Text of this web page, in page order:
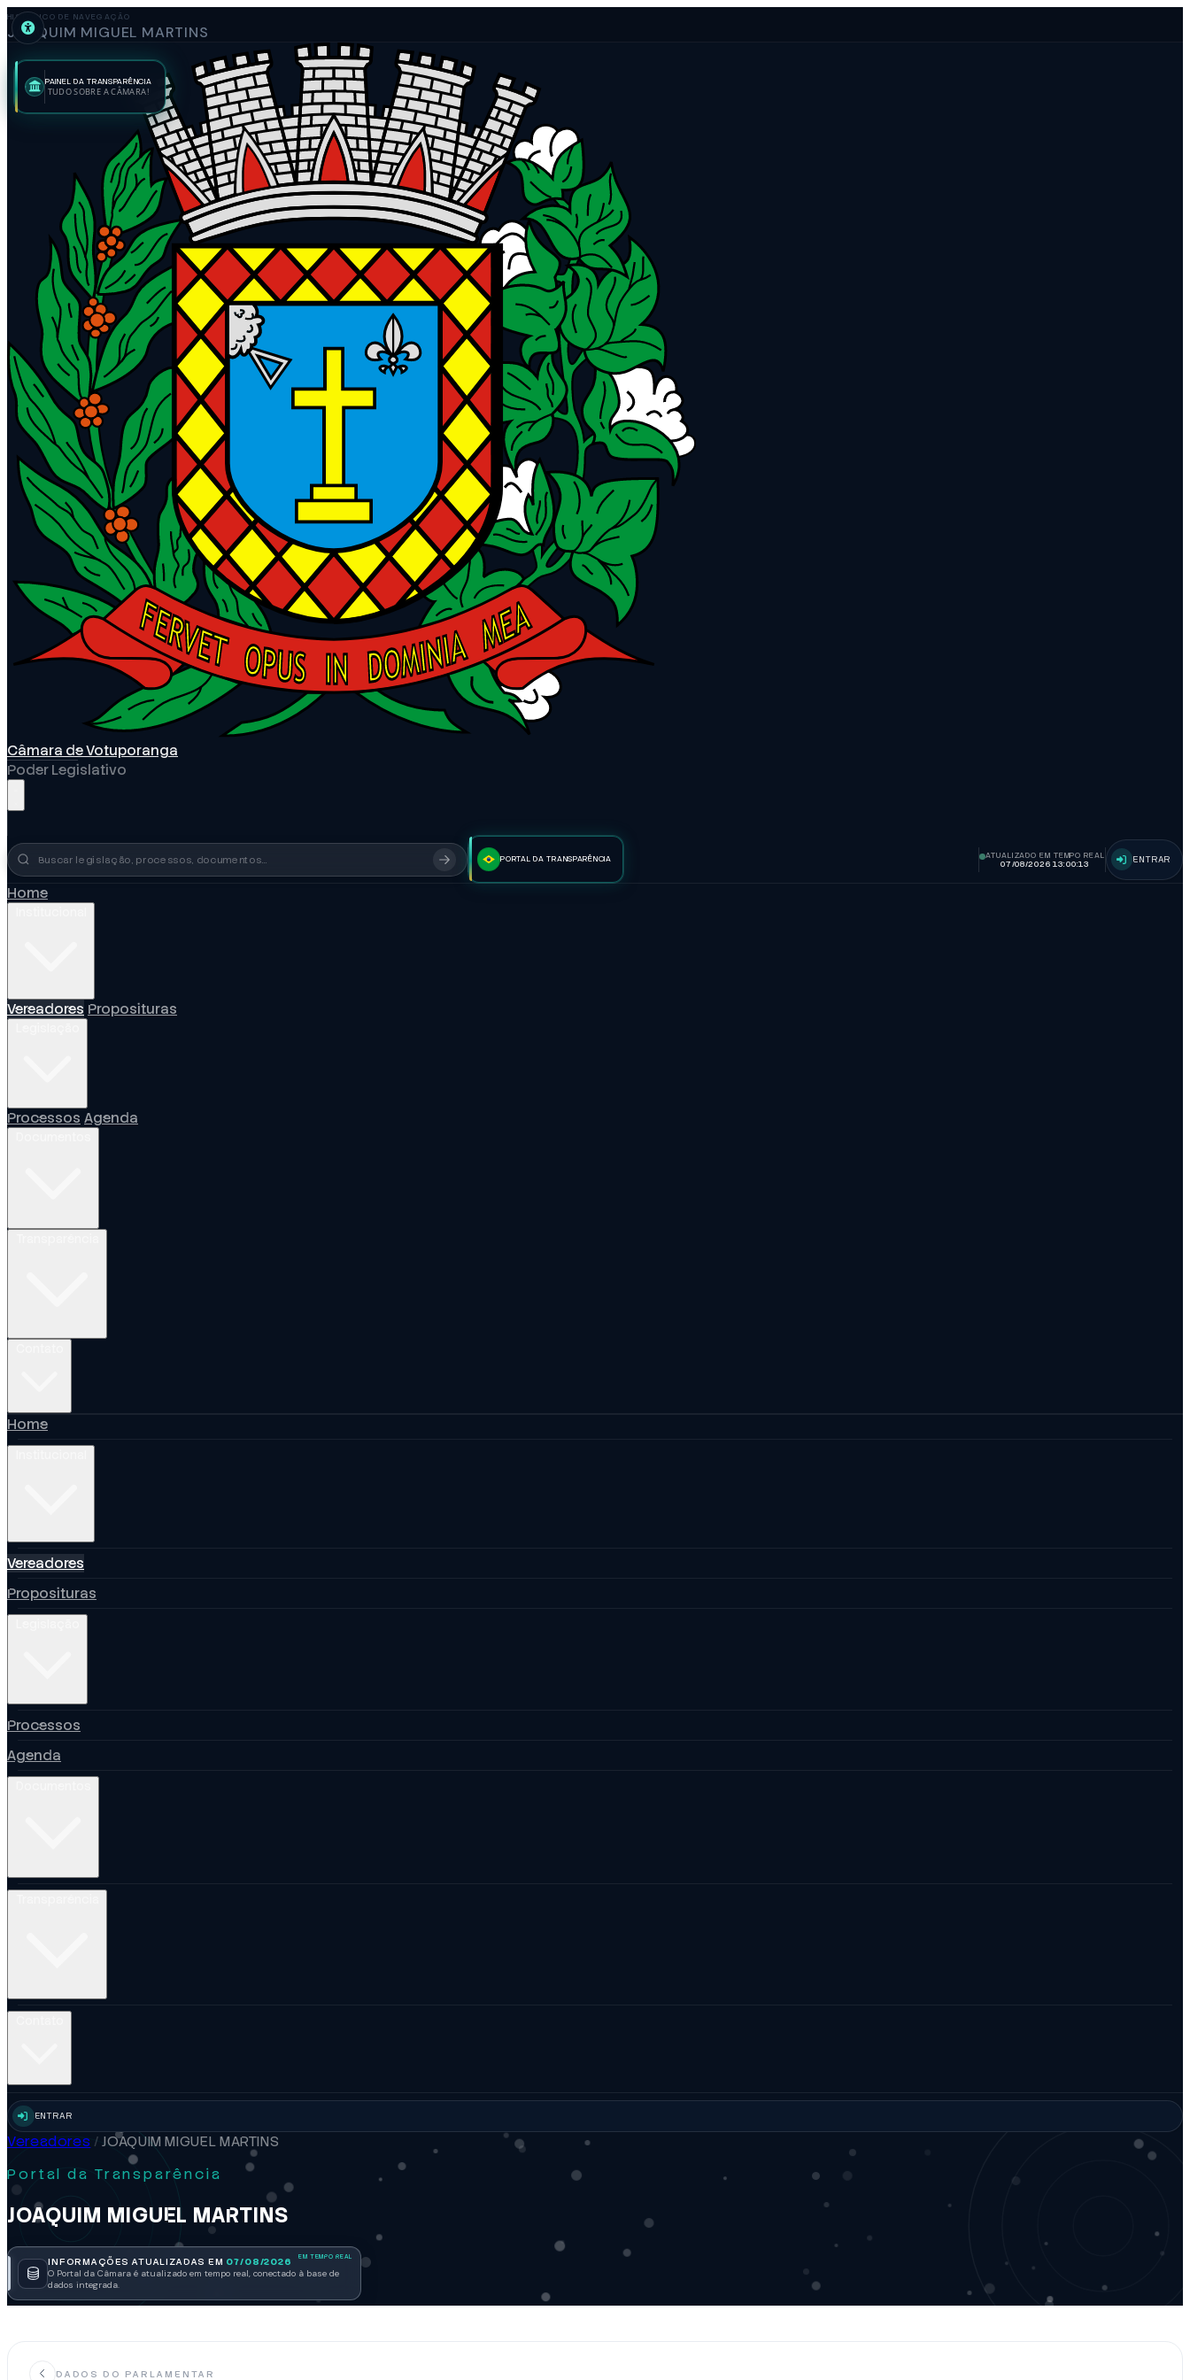
HISTÓRICO DE NAVEGAÇÃO
JOAQUIM MIGUEL MARTINS
Câmara de Votuporanga
Poder Legislativo
Busca no portal PORTAL DA TRANSPARÊNCIA
ATUALIZADO EM TEMPO REAL
07/08/2026 13:00:14
ENTRAR
Home
Vereadores Proposituras
Processos Agenda
Home
Vereadores
Proposituras
Processos
Agenda
ENTRAR
Vereadores / JOAQUIM MIGUEL MARTINS
Portal da Transparência
JOAQUIM MIGUEL MARTINS
INFORMAÇÕES ATUALIZADAS EM 07/08/2026
O Portal da Câmara é atualizado em tempo real, conectado à base de
dados integrada.
DADOS DO PARLAMENTAR
PAINEL DA TRANSPARÊNCIA
TUDO SOBRE A CÂMARA!